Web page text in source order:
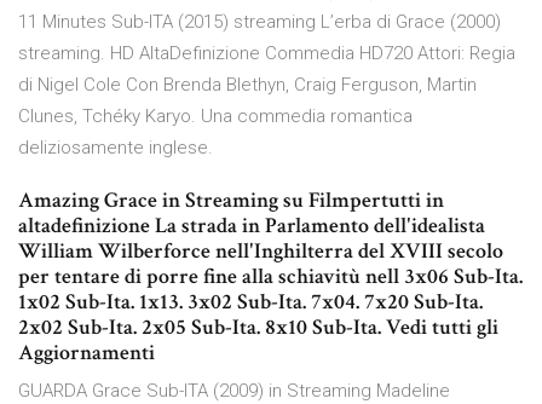
11 Minutes Sub-ITA (2015) streaming L’erba di Grace (2000)
streaming. HD AltaDefinizione Commedia HD720 Attori: Regia
di Nigel Cole Con Brenda Blethyn, Craig Ferguson, Martin
Clunes, Tchéky Karyo. Una commedia romantica
deliziosamente inglese.
Amazing Grace in Streaming su Filmpertutti in
altadefinizione La strada in Parlamento dell'idealista
William Wilberforce nell'Inghilterra del XVIII secolo
per tentare di porre fine alla schiavitù nell 3x06 Sub-Ita.
1x02 Sub-Ita. 1x13. 3x02 Sub-Ita. 7x04. 7x20 Sub-Ita.
2x02 Sub-Ita. 2x05 Sub-Ita. 8x10 Sub-Ita. Vedi tutti gli
Aggiornamenti
GUARDA Grace Sub-ITA (2009) in Streaming Madeline